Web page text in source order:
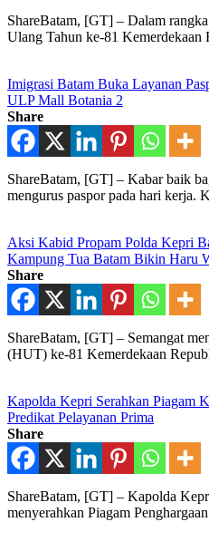
ShareBatam, [GT] – Dalam
Ulang Tahun ke-81
Imigrasi Batam Buka Layanan
ULP Mall Botania 2
Share
ShareBatam, [GT] – Kabar baik
mengurus paspor pada hari kerja.
Aksi Kabid Propam Polda Kepri
Kampung Tua Batam Bikin Haru
Share
ShareBatam, [GT] – Semangat
(HUT) ke-81 Kemerdekaan
Kapolda Kepri Serahkan Piagam
Predikat Pelayanan Prima
Share
ShareBatam, [GT] – Kapolda
menyerahkan Piagam